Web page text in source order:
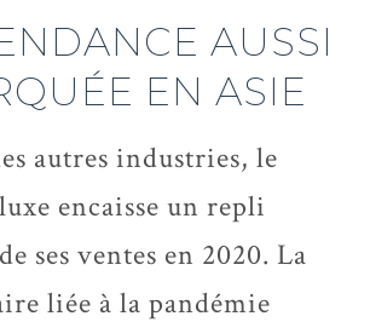
AUSSI
EN ASIE
autres industries, le
encaisse un repli
ses ventes en 2020. La
liée à la pandémie